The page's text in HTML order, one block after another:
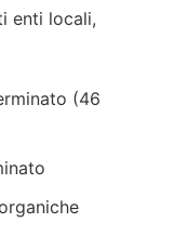
enti locali,
(46